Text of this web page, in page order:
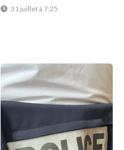
31 juillet à 7:25